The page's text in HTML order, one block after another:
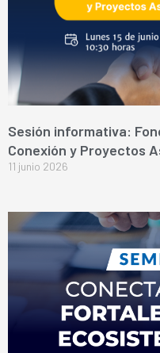
Sesión informativa:
Conexión y Proyectos
11 junio 2026